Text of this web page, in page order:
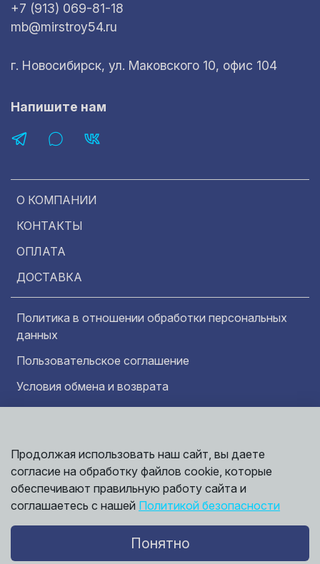
О КОМПАНИИ
КОНТАКТЫ
ОПЛАТА
ДОСТАВКА
Политика в отношении обработки персональных
данных
Пользовательское соглашение
Условия обмена и возврата
+7 (913) 069-81-18
mb@mirstroy54.ru
г. Новосибирск, ул. Маковского 10, офис 104
Напишите нам
©
Информация представленная на сайте
носит исключительно ознакомительный
характер и ни при каких условиях не может
считаться публичной офертой. Точные
сведения о ценах, условиях продажи и
Политика конфиденциальности
Продолжая использовать наш сайт, вы даете
согласие на обработку файлов cookie, которые
обеспечивают правильную работу сайта и
соглашаетесь с нашей Политикой безопасности
Понятно
обработки